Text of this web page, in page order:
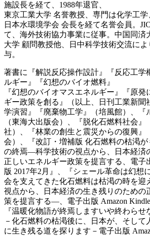
施設長を経て、1988年退官、
東京工業大学 名誉教授、専門は化学工学
日本水環境学会 会長を経て名誉会員。
て、海外技術協力事業に従事。中国同済
大学 顧問教授他、日中科学技術交流に
与。
著書に『解説反応操作設計』『反応工学
ルギー』『幻想のバイオ燃料』
『幻想のバイオマスエネルギー』『原
ギー政策を創る』（以上、日刊工業新聞
学演習』『廃棄物工学』（培風館）、『
（東海大出版会）、『脱化石燃料社会』
社）、『林業の創生と震災からの復興』
会）、『改訂・増補版 化石燃料の枯渇
の終焉—科学技術の視点から、日本経済
正しいエネルギー政策を提言する、電子
版 2017年2月』、『シェール革命は幻想
会を支えてきた化石燃料は枯渇の時を迎
視点から、日本経済の生き残りのための
策を提言する―、電子出版 Amazon Kindle
『温暖化物語が終焉しますいや終わら
－化石燃料の枯渇後に、日本が、そして
に生き残る道を探ります－電子出版